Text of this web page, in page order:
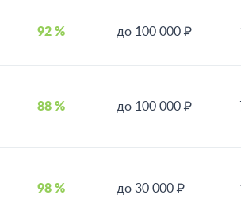
92 % до 100 000 ₽
88 % до 100 000 ₽
98 % до 30 000 ₽